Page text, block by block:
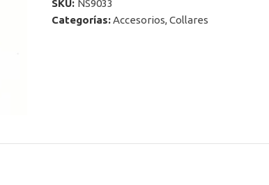
SKU: NS9033
Categorías:Accesorios, Collares